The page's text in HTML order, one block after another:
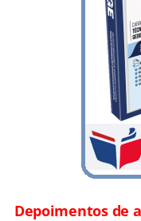
Depoimentos de